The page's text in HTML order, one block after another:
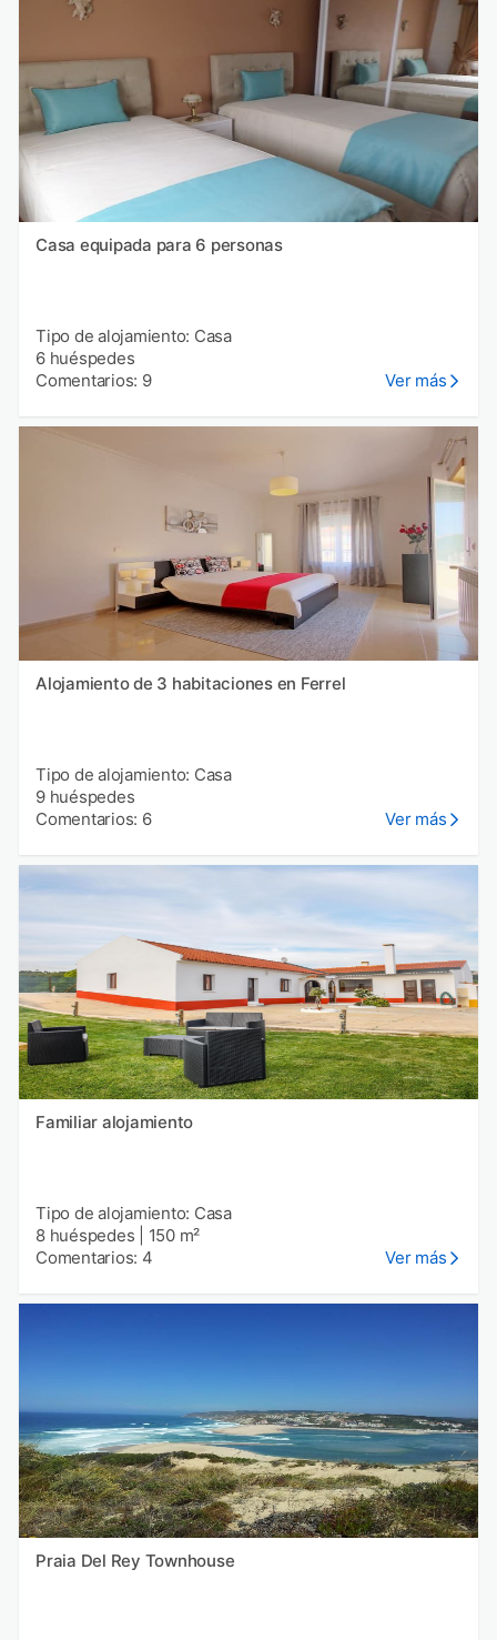
Casa equipada para 6 personas
Tipo de alojamiento: Casa
6 huéspedes
Comentarios: 9
Ver más
Alojamiento de 3 habitaciones en Ferrel
Tipo de alojamiento: Casa
9 huéspedes
Comentarios: 6
Ver más
Familiar alojamiento
Tipo de alojamiento: Casa
8 huéspedes
150 m²
Comentarios: 4
Ver más
Praia Del Rey Townhouse